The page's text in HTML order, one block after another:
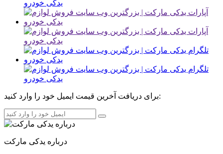
برای دریافت آخرین قیمت ایمیل خود را وارد کنید:
درباره یدکی مارکت